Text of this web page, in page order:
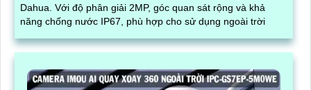
Dahua. Với độ phân giải 2MP, góc quan sát rộng và khả
năng chống nước IP67, phù hợp cho sử dụng ngoài trời